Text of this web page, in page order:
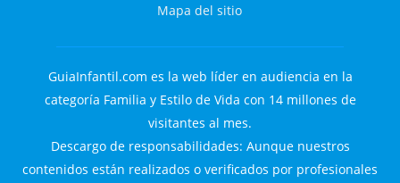
Mapa del sitio
GuiaInfantil.com es la web líder en audiencia en la
categoría Familia y Estilo de Vida con 14 millones de
visitantes al mes.
Descargo de responsabilidades: Aunque nuestros
contenidos están realizados o verificados por profesionales